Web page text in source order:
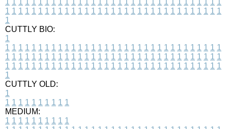
1 1 1 1 1 1 1 1 1 1 1 1 1 1 1 1 1 1 1 1 1 1 1 1 1 1 1 1 1 1 1 1 1
1
CUTTLY BIO:
1
1 1 1 1 1 1 1 1 1 1 1 1 1 1 1 1 1 1 1 1 1 1 1 1 1 1 1 1 1 1 1 1 1
1 1 1 1 1 1 1 1 1 1 1 1 1 1 1 1 1 1 1 1 1 1 1 1 1 1 1 1 1 1 1 1 1
1 1 1 1 1 1 1 1 1 1 1 1 1 1 1 1 1 1 1 1 1 1 1 1 1 1 1 1 1 1 1 1 1
1
CUTTLY OLD:
1
1 1 1 1 1 1 1 1 1 1
MEDIUM:
1 1 1 1 1 1 1 1 1 1